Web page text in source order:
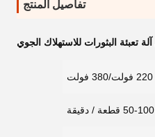
تفاصيل المنتج
آلة تعبئة البثورات للاستهلاك الجوي
220 فولت/380 فولت
50-100 قطعة / دقيقة